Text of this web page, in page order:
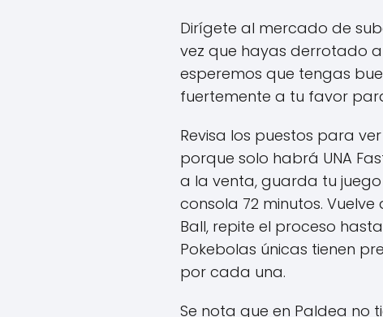
Dirígete al mercado de
vez que hayas derrotado
esperemos que tengas
fuertemente a tu favor
Revisa los puestos para
porque solo habrá UNA
a la venta, guarda tu
consola 72 minutos. Vuelve
Ball, repite el proceso
Pokebolas únicas tienen
por cada una.
Se nota que en Paldea no